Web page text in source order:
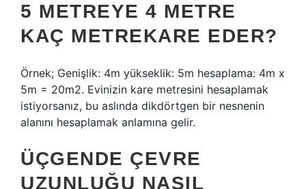
5 METREYE 4 METRE
KAÇ METREKARE EDER?
Örnek; Genişlik: 4m yükseklik: 5m hesaplama: 4m x
5m = 20m2. Evinizin kare metresini hesaplamak
istiyorsanız, bu aslında dikdörtgen bir nesnenin
alanını hesaplamak anlamına gelir.
ÜÇGENDE ÇEVRE
UZUNLUĞU NASIL